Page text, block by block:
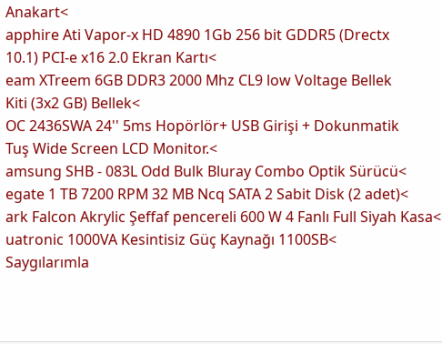
Anakart<
apphire Ati Vapor-x HD 4890 1Gb 256 bit GDDR5 (Drectx
10.1) PCI-e x16 2.0 Ekran Kartı<
eam XTreem 6GB DDR3 2000 Mhz CL9 low Voltage Bellek
Kiti (3x2 GB) Bellek<
OC 2436SWA 24'' 5ms Hopörlör+ USB Girişi + Dokunmatik
Tuş Wide Screen LCD Monitor.<
amsung SHB - 083L Odd Bulk Bluray Combo Optik Sürücü<
egate 1 TB 7200 RPM 32 MB Ncq SATA 2 Sabit Disk (2 adet)<
ark Falcon Akrylic Şeffaf pencereli 600 W 4 Fanlı Full Siyah Kasa<
uatronic 1000VA Kesintisiz Güç Kaynağı 1100SB<
Saygılarımla